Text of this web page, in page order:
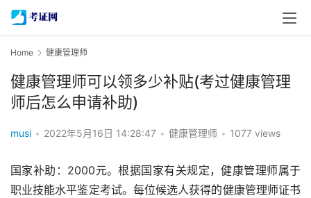
Home 健康管理师
健康管理师可以领多少补贴(考过健康管理
师后怎么申请补助)
musi • 2022年5月16日 14:28:47 • 健康管理师 • 1077 views
国家补助：2000元。根据国家有关规定，健康管理师属于
职业技能水平鉴定考试。每位候选人获得的健康管理师证书